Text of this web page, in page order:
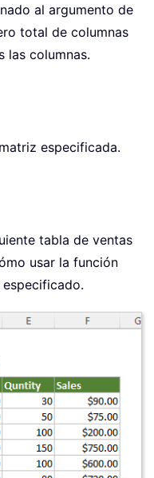
al argumento de
total de columnas
las columnas.
especificada.
tabla de ventas
usar la función